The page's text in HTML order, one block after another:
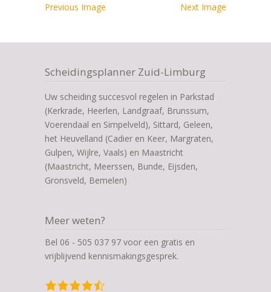
Previous Image Next Image
Scheidingsplanner Zuid-Limburg
Uw scheiding succesvol regelen in Parkstad
(Kerkrade, Heerlen, Landgraaf, Brunssum,
Voerendaal en Simpelveld), Sittard, Geleen,
het Heuvelland (Cadier en Keer, Margraten,
Gulpen, Wijlre, Vaals) en Maastricht
(Maastricht, Meerssen, Bunde, Eijsden,
Gronsveld, Bemelen)
Meer weten?
Bel 06 - 505 037 97 voor een gratis en
vrijblijvend kennismakingsgesprek.
4,5